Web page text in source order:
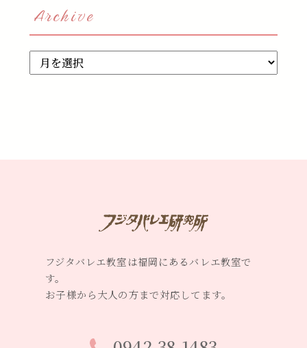
Archive
Archive
フジタバレエ教室は福岡にあるバレエ教室で
す。
お子様から大人の方まで対応してます。